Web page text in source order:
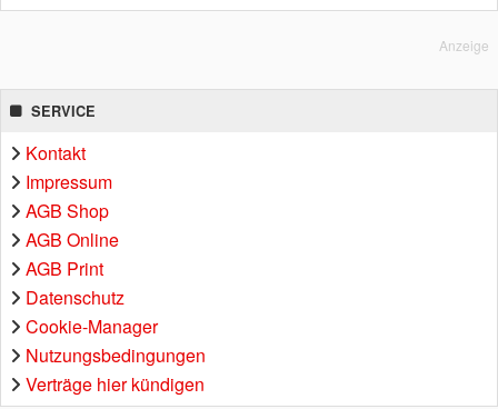
Anzeige
SERVICE
Kontakt
Impressum
AGB Shop
AGB Online
AGB Print
Datenschutz
Cookie-Manager
Nutzungsbedingungen
Verträge hier kündigen